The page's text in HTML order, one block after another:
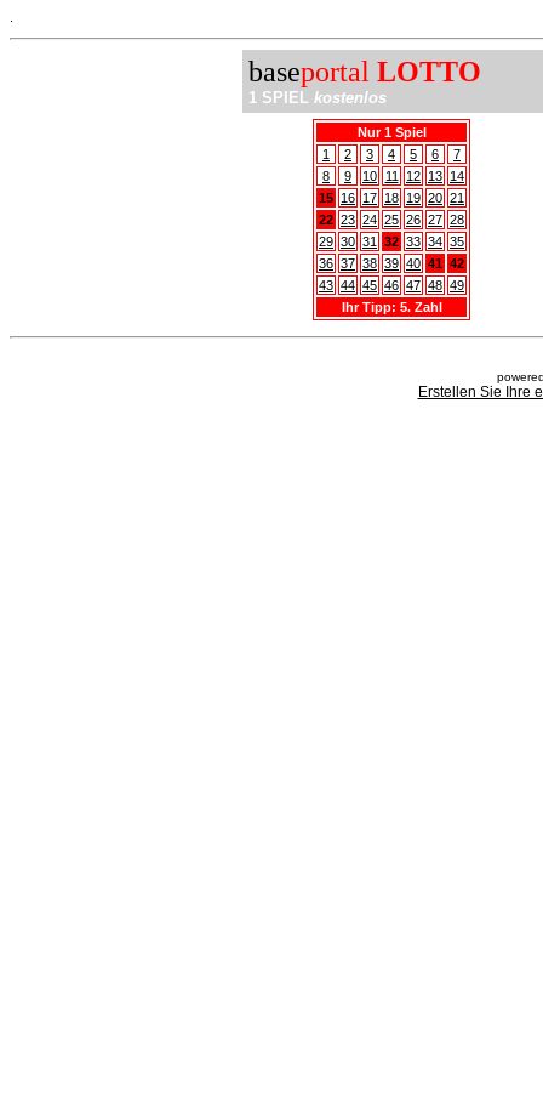
baseportal LOTTO
1 SPIEL kostenlos
Nur 1 Spiel
1
2 3 4 5 6
7
8
9 10 11 12 13 14
15 16 17 18 19 20 21
22 23 24 25 26 27 28
29 30 31 32 33 34 35
36 37 38 39 40 41 42
43 44 45 46 47 48 49
Ihr Tipp: 5. Zahl
Erstellen Sie Ihre